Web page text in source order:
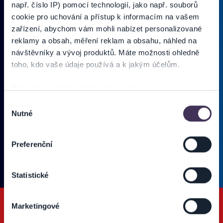
např. číslo IP) pomocí technologií, jako např. souborů
cookie pro uchování a přístup k informacím na vašem
zařízení, abychom vám mohli nabízet personalizované
reklamy a obsah, měření reklam a obsahu, náhled na
návštěvníky a vývoj produktů. Máte možnosti ohledně
toho, kdo vaše údaje používá a k jakým účelům.
Pokud to povolíte, rádi bychom také:
které mohou být přesné na několik metrů
skenování pro konkrétní charakteristiky (otisk prstu)
Zjistěte více o tom, jak zpracováváme vaše osobní
Svůj souhlas můžete kdykoliv změnit nebo odvolat v
Na těchto stránkách využíváme soubory cookies a další
souhlasu
Nutné
Preferenční
Statistické
Marketingové
PRIHLÁSIŤ SA KODBERU NOVINIEK
Pridajte sa do zoznamu odberateľov a doručte si najnovšie špeciálne
Používateľ súhlasí s
OBCHODNÝMI PODMIENKAMI predajnej siete